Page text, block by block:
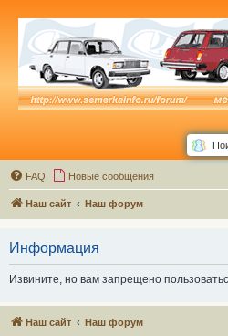
FAQ Новые сообщения
Наш сайт Наш форум
Информация
Извините, но вам запрещено
Наш сайт Наш форум